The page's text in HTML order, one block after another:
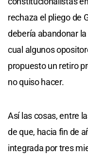
rechaza el pliego de
debería abandonar
cual algunos
propuesto un retiro
no quiso hacer.
Así las cosas, entre
de que, hacia fin de
integrada por tres